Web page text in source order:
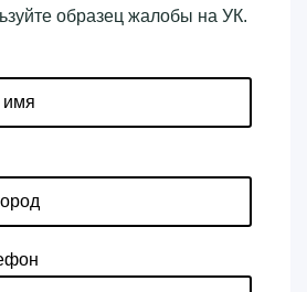
образец жалобы на УК.